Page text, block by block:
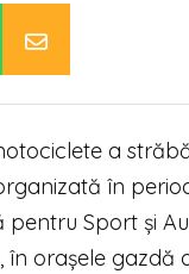
a
în
Sport și
orașele gazdă